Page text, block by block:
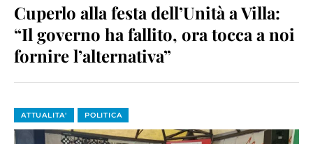
Cuperlo alla festa dell’Unità a Villa:
“Il governo ha fallito, ora tocca a noi
fornire l’alternativa”
ATTUALITA' POLITICA